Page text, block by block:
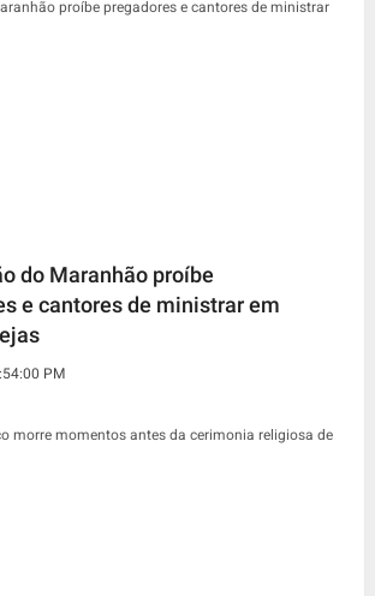
do Maranhão proíbe
e cantores de ministrar em
PM